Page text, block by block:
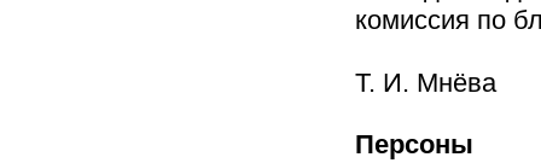
комиссия по
Т. И. Мнёва
Персоны